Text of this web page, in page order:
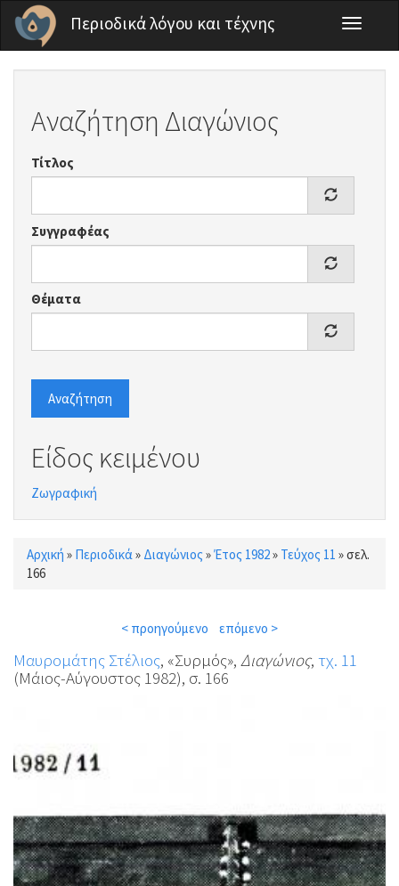
Παράκαμψη προς το κυρίως περιεχόμενο
Περιοδικά λόγου και τέχνης
Toggle
Αναζήτηση Διαγώνιος
Τίτλος
Συγγραφέας
Θέματα
Αναζήτηση
Είδος κειμένου
Ζωγραφική
Είστε εδώ
Αρχική » Περιοδικά » Διαγώνιος »Έτος 1982» Τεύχος 11 »σελ.
166
< προηγούμενο επόμενο >
Μαυρομάτης Στέλιος, «Συρμός», Διαγώνιος, τχ. 11
(Μάιος-Αύγουστος 1982), σ. 166